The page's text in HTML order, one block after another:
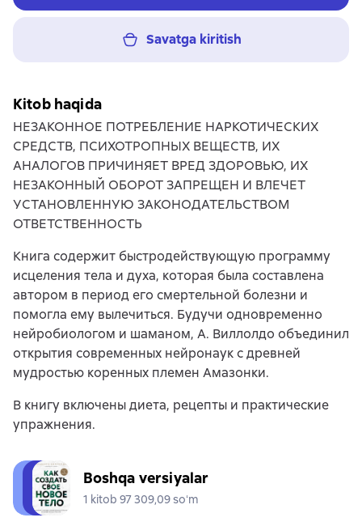
Savatga kiritish
Kitob haqida
НЕЗАКОННОЕ ПОТРЕБЛЕНИЕ НАРКОТИЧЕСКИХ
СРЕДСТВ, ПСИХОТРОПНЫХ ВЕЩЕСТВ, ИХ
АНАЛОГОВ ПРИЧИНЯЕТ ВРЕД ЗДОРОВЬЮ, ИХ
НЕЗАКОННЫЙ ОБОРОТ ЗАПРЕЩЕН И ВЛЕЧЕТ
УСТАНОВЛЕННУЮ ЗАКОНОДАТЕЛЬСТВОМ
ОТВЕТСТВЕННОСТЬ
Книга содержит быстродействующую программу
исцеления тела и духа, которая была составлена
автором в период его смертельной болезни и
помогла ему вылечиться. Будучи одновременно
нейробиологом и шаманом, А. Виллолдо объединил
открытия современных нейронаук с древней
мудростью коренных племен Амазонки.
В книгу включены диета, рецепты и практические
упражнения.
Boshqa versiyalar
1 kitob 97 309,09 soʻm